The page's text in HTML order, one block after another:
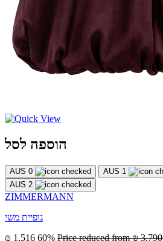
הוספה לסל
AUS 0
AUS 1
AUS 2
ZIMMERMANN
גופיית משי
₪ 1,516 60% Price reduced from₪ 3,790